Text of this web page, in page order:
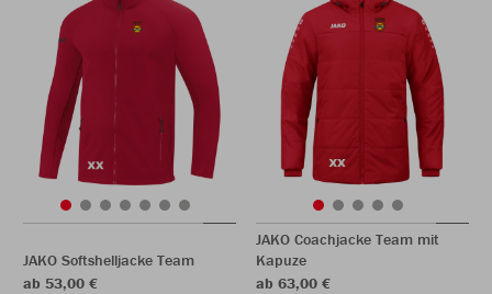
JAKO Softshelljacke Team
ab 53,00 €
JAKO Coachjacke Team mit
Kapuze
ab 63,00 €